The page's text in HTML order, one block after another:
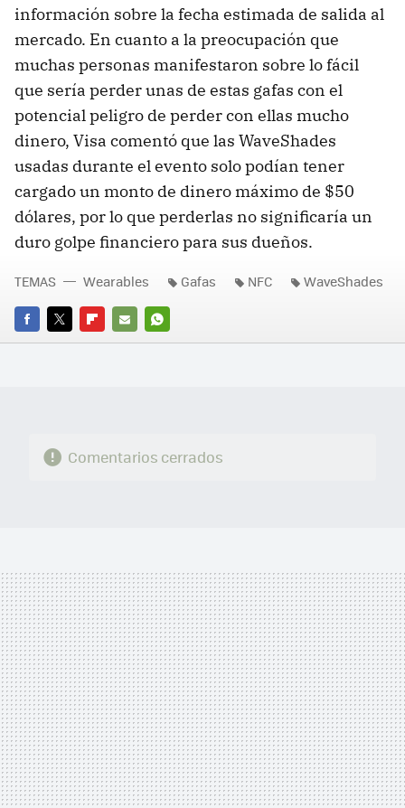
información sobre la fecha estimada de salida al
mercado. En cuanto a la preocupación que
muchas personas manifestaron sobre lo fácil
que sería perder unas de estas gafas con el
potencial peligro de perder con ellas mucho
dinero, Visa comentó que las WaveShades
usadas durante el evento solo podían tener
cargado un monto de dinero máximo de $50
dólares, por lo que perderlas no significaría un
duro golpe financiero para sus dueños.
FACEBOOK
TWITTERFLIPBOARD
E-
WHATSAPP
TEMAS Wearables Gafas NFC WaveShades
Comentarios cerrados